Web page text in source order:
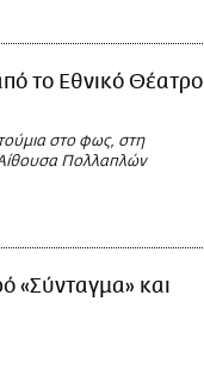
το Εθνικό Θέατρο
στο φως, στη
Πολλαπλών
«Σύνταγμα» και